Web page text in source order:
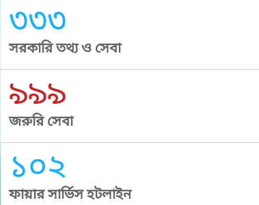
৩৩৩
সরকারি তথ্য ও সেবা
৯৯৯
জরুরি সেবা
১০২
ফায়ার সার্ভিস হটলাইন